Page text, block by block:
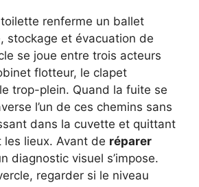
renferme un ballet
stockage et évacuation de
se joue entre trois acteurs
flotteur, le clapet
trop-plein. Quand la fuite se
l’un de ces chemins sans
dans la cuvette et quittant
les lieux. Avant de réparer
diagnostic visuel s’impose.
regarder si le niveau